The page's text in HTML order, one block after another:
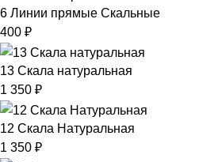
6 Линии прямые Скальные
400 ₽
13 Скала натуральная
1 350 ₽
12 Скала Натуральная
1 350 ₽